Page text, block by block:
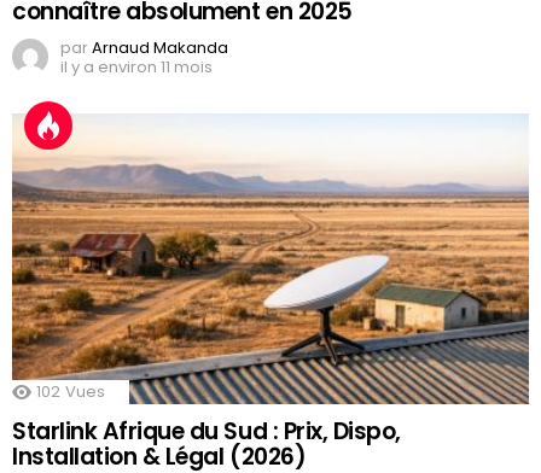
connaître absolument en 2025
parArnaud Makanda
il y a environ 11 mois
102 Vues
Starlink Afrique du Sud : Prix, Dispo,
Installation & Légal (2026)